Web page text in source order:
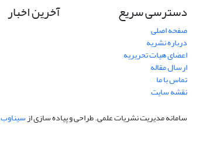
دسترسی سریع
صفحه اصلی
درباره نشریه
اعضای هیات تحریریه
ارسال مقاله
تماس با ما
نقشه سایت
آخرین اخبار
سامانه مدیریت نشریات علمی.طراحی و پیاده سازی ازسیناوب